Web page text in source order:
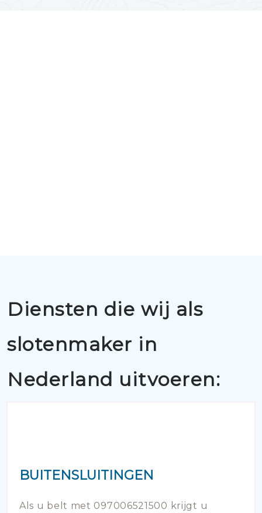
Diensten die wij als
slotenmaker in
Nederland uitvoeren:
BUITENSLUITINGEN
Als u belt met 097006521500 krijgt u